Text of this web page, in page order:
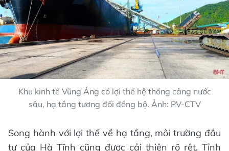
Khu kinh tế Vũng Áng có lợi thế hệ thống cảng nước
sâu, hạ tầng tương đối đồng bộ. Ảnh: PV-CTV
Song hành với lợi thế về hạ tầng, môi trường đầu
tư của Hà Tĩnh cũng được cải thiện rõ rệt. Tỉnh